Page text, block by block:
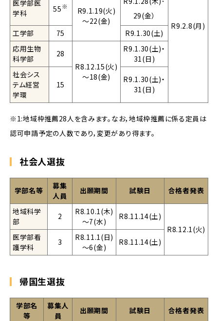
R9.2.8(月)
医学部医
学科
55※
R9.1.19(火)
～22(金)
29(金）
工学部
75
R9.1.30(土)
応用生物
科学部
28
R8.12.15(火)
～18(金)
R9.1.30(土)・
31(日)
社会シス
テム経営
学環
15
R9.1.30(土)・
31(日)
※1:地域枠推薦28人を含みます。なお，地域枠推薦に係る定員は
認可申請予定の人数であり，変更があり得ます。
社会人選抜
学部名等
募集
人員
出願期間 試験日 合格者発表
地域科学
部
2
R8.10.1(木)
～7(水)
R8.11.14(土)
R8.12.1(火)
医学部看
護学科
3
R8.11.1(日)
～6(金)
R8.11.14(土)
帰国生選抜
学部名
等
募集人
員
出願期間 試験日 合格者発表